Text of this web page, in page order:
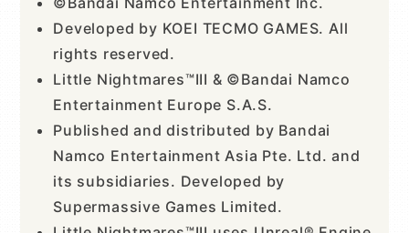
Developed by KOEI TECMO GAMES. All
rights reserved.
Little Nightmares™III & ©Bandai Namco
Entertainment Europe S.A.S.
Published and distributed by Bandai
Namco Entertainment Asia Pte. Ltd. and
its subsidiaries. Developed by
Supermassive Games Limited.